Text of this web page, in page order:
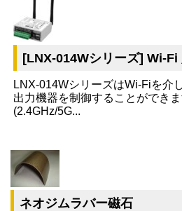
[LNX-014Wシリーズ] Wi-Fi
LNX-014WシリーズはWi-Fiを介
出力機器を制御することができ
(2.4GHz/5G...
ネオジムラバー磁石